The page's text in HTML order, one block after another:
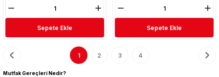
Sepete Ekle Sepete Ekle
1 2 3 4
Mutfak Gereçleri Nedir?